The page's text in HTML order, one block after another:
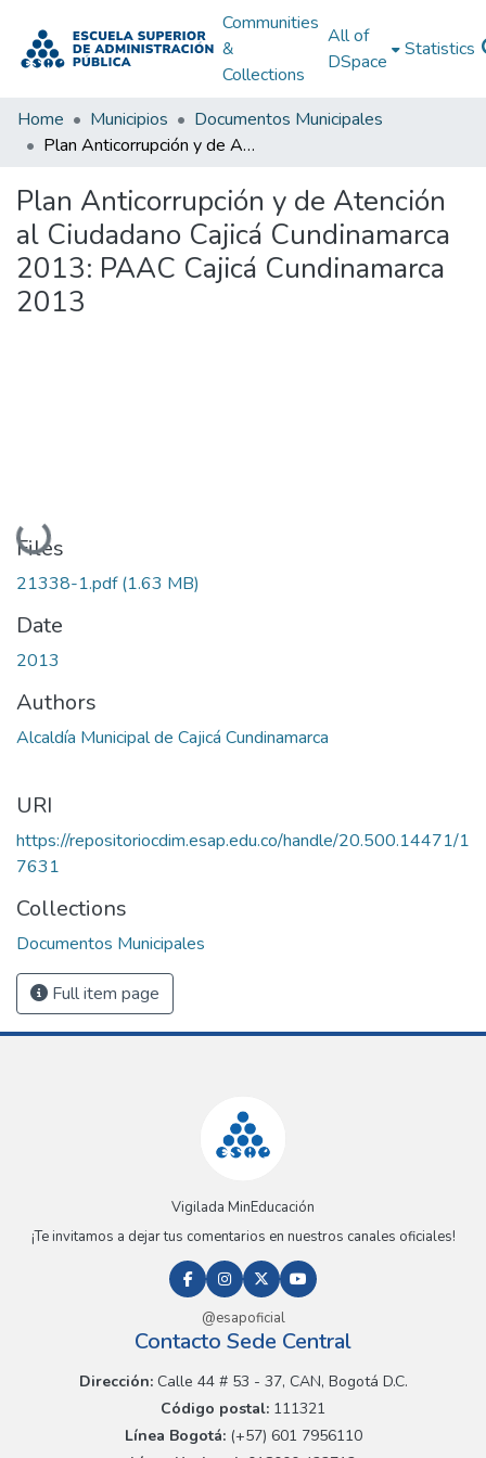
Communities
&
Collections
All of
DSpace
Statistics
Home Municipios
Documentos Municipales
Plan Anticorrupción y de Atención al Ciudadano Cajicá Cundinamarca 2013: PAAC Cajicá Cundinamarca 2013
Plan Anticorrupción y de Atención
al Ciudadano Cajicá Cundinamarca
2013: PAAC Cajicá Cundinamarca
2013
Loading...
Files
21338-1.pdf(1.63 MB)
Date
2013
Authors
Alcaldía Municipal de Cajicá Cundinamarca
URI
https://repositoriocdim.esap.edu.co/handle/20.500.14471/1
7631
Collections
Documentos Municipales
Full item page
Vigilada MinEducación
¡Te invitamos a dejar tus comentarios en nuestros canales oficiales!
@esapoficial
Contacto Sede Central
Dirección:Calle 44 # 53 - 37, CAN, Bogotá D.C.
Código postal: 111321
Línea Bogotá:(+57) 601 7956110